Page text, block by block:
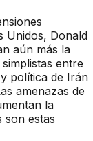
Unidos, Donald
aún más la
entre
política de Irán
amenazas de
la
son estas